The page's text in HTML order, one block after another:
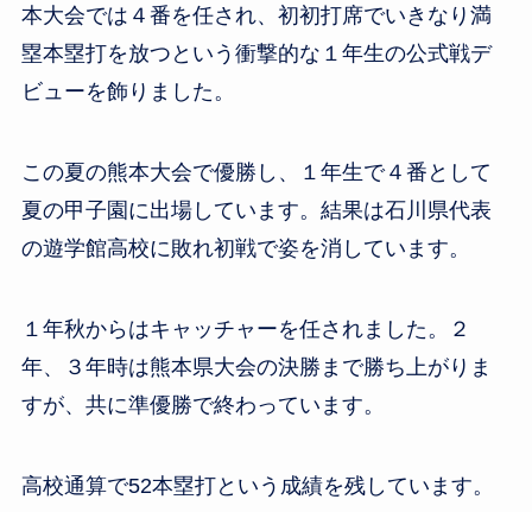
本大会では４番を任され、初初打席でいきなり満
塁本塁打を放つという衝撃的な１年生の公式戦デ
ビューを飾りました。
この夏の熊本大会で優勝し、１年生で４番として
夏の甲子園に出場しています。結果は石川県代表
の遊学館高校に敗れ初戦で姿を消しています。
１年秋からはキャッチャーを任されました。２
年、３年時は熊本県大会の決勝まで勝ち上がりま
すが、共に準優勝で終わっています。
高校通算で52本塁打という成績を残しています。